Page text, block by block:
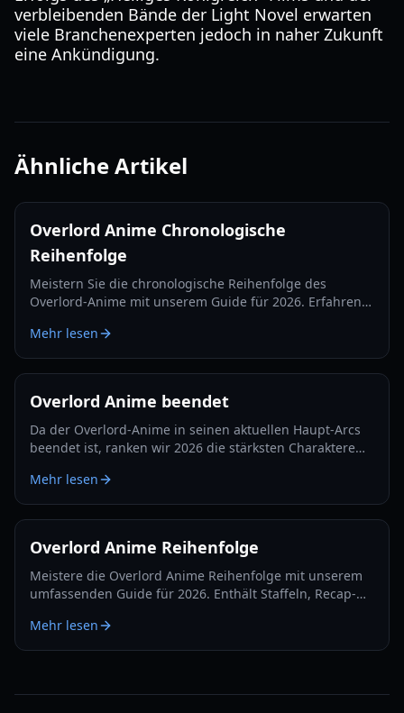
verbleibenden Bände der Light Novel erwarten
viele Branchenexperten jedoch in naher Zukunft
eine Ankündigung.
Ähnliche Artikel
Overlord Anime Chronologische
Reihenfolge
Meistern Sie die chronologische Reihenfolge des
Overlord-Anime mit unserem Guide für 2026. Erfahren
Sie die Reise von Ainz Ooal Gown verfolgen können.
Mehr lesen
Overlord Anime beendet
Da der Overlord-Anime in seinen aktuellen Haupt-Arcs
beendet ist, ranken wir 2026 die stärksten Charaktere
Mehr lesen
Overlord Anime Reihenfolge
Meistere die Overlord Anime Reihenfolge mit unserem
umfassenden Guide für 2026. Enthält Staffeln, Recap-
Mehr lesen